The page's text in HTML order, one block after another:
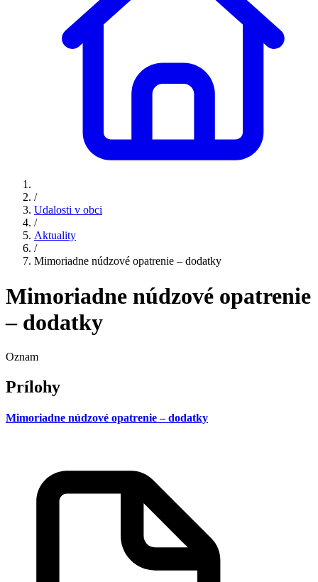
/
Udalosti v obci
/
Aktuality
/
Mimoriadne núdzové opatrenie – dodatky
Mimoriadne núdzové opatrenie
– dodatky
Oznam
Prílohy
Mimoriadne núdzové opatrenie – dodatky